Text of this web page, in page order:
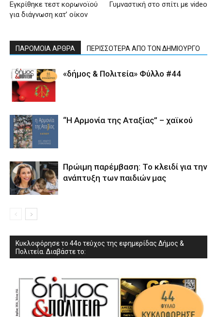
Εγκρίθηκε τεστ κορωνοϊού
για διάγνωση κατ’ οίκον
Γυμναστική στο σπίτι με video
ΠΑΡΟΜΟΙΑ ΑΡΘΡΑ ΠΕΡΙΣΣΟΤΕΡΑ ΑΠΟ ΤΟΝ ΔΗΜΙΟΥΡΓΟ
«δήμος & Πολιτεία» Φύλλο #44
“Η Αρμονία της Αταξίας” – χαϊκού
Πρώιμη παρέμβαση: Το κλειδί για την
ανάπτυξη των παιδιών µας
Κυκλοφόρησε το 44ο τεύχος της εφημερίδας Δήμος &
Πολιτεία. Διαβάστε το: